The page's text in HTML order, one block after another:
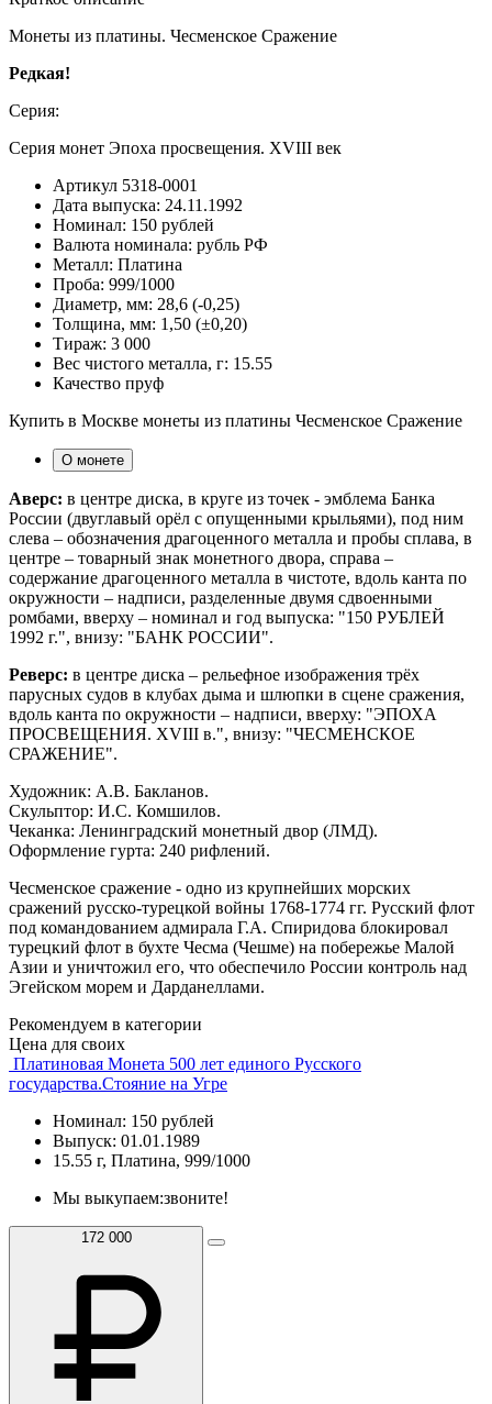
Монеты из платины. Чесменское Сражение
Редкая!
Серия:
Серия монет Эпоха просвещения. XVIII век
Артикул 5318-0001
Дата выпуска: 24.11.1992
Номинал: 150 рублей
Валюта номинала: рубль РФ
Металл: Платина
Проба: 999/1000
Диаметр, мм: 28,6 (-0,25)
Толщина, мм: 1,50 (±0,20)
Тираж: 3 000
Вес чистого металла, г: 15.55
Качество пруф
Купить в Москве монеты из платины Чесменское Сражение
О монете
Аверс: в центре диска, в круге из точек - эмблема Банка
России (двуглавый орёл с опущенными крыльями), под ним
слева – обозначения драгоценного металла и пробы сплава, в
центре – товарный знак монетного двора, справа –
содержание драгоценного металла в чистоте, вдоль канта по
окружности – надписи, разделенные двумя сдвоенными
ромбами, вверху – номинал и год выпуска: "150 РУБЛЕЙ
1992 г.", внизу: "БАНК РОССИИ".
Реверс: в центре диска – рельефное изображения трёх
парусных судов в клубах дыма и шлюпки в сцене сражения,
вдоль канта по окружности – надписи, вверху: "ЭПОХА
ПРОСВЕЩЕНИЯ. XVIII в.", внизу: "ЧЕСМЕНСКОЕ
СРАЖЕНИЕ".
Художник: А.В. Бакланов.
Скульптор: И.С. Комшилов.
Чеканка: Ленинградский монетный двор (ЛМД).
Оформление гурта: 240 рифлений.
Чесменское сражение - одно из крупнейших морских
сражений русско-турецкой войны 1768-1774 гг. Русский флот
под командованием адмирала Г.А. Спиридова блокировал
турецкий флот в бухте Чесма (Чешме) на побережье Малой
Азии и уничтожил его, что обеспечило России контроль над
Эгейском морем и Дарданеллами.
Рекомендуем в категории
Цена для своих
Платиновая Монета 500 лет единого Русского
государства.Стояние на Угре
Номинал: 150 рублей
Выпуск: 01.01.1989
15.55 г, Платина, 999/1000
Мы выкупаем:звоните!
172 000